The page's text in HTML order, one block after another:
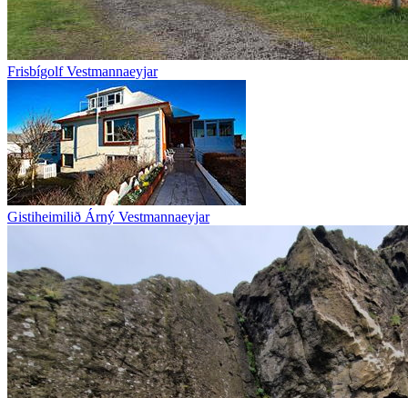
Frisbígolf Vestmannaeyjar
Gistiheimilið Árný Vestmannaeyjar